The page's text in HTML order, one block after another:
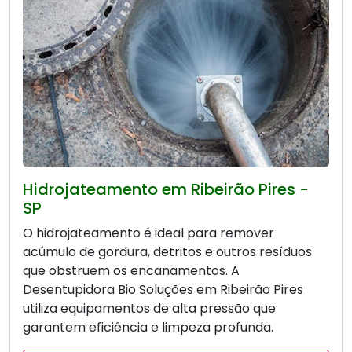
Hidrojateamento em Ribeirão Pires -
SP
O hidrojateamento é ideal para remover
acúmulo de gordura, detritos e outros resíduos
que obstruem os encanamentos. A
Desentupidora Bio Soluções em Ribeirão Pires
utiliza equipamentos de alta pressão que
garantem eficiência e limpeza profunda.